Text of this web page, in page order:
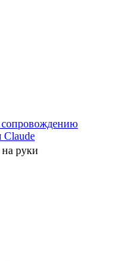
сопровождению
Claude
на руки